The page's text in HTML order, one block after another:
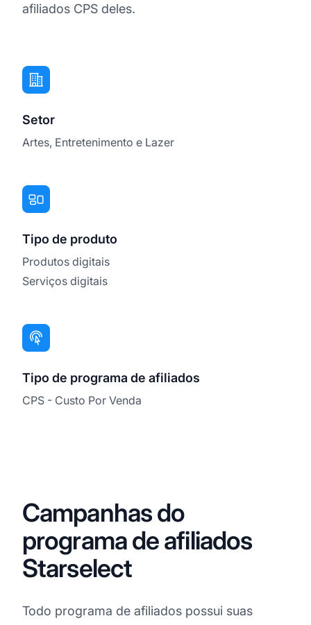
afiliados CPS deles.
Setor
Artes, Entretenimento e Lazer
Tipo de produto
Produtos digitais
Serviços digitais
Tipo de programa de afiliados
CPS - Custo Por Venda
Campanhas do
programa de afiliados
Starselect
Todo programa de afiliados possui suas